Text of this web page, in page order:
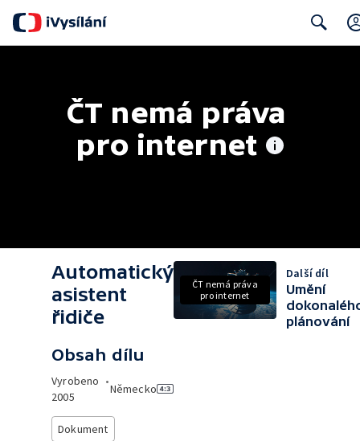
ČT nemá práva
pro internet
Automatický
asistent
řidiče
Obsah dílu
Vyrobeno
2005
•
Německo
Dokument
ČT nemá práva
pro internet
Další díl
Umění
plánování